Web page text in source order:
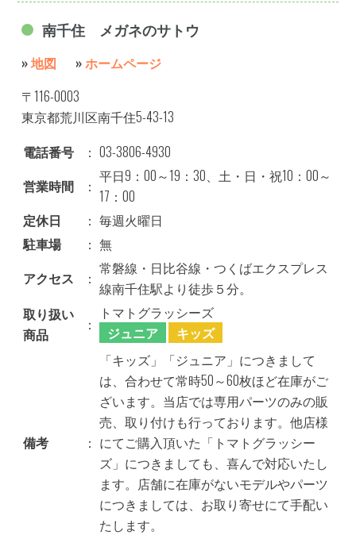
南千住 メガネのサトウ
»地図 »ホームページ
〒116-0003
東京都荒川区南千住5-43-13
電話番号
： 03-3806-4930
営業時間
：
平日9：00～19：30、土・日・祝10：00～
17：00
定休日
： 毎週火曜日
駐車場
： 無
アクセス
：
常磐線・日比谷線・つくばエクスプレス
線南千住駅より徒歩５分。
取り扱い
商品
：
トマトグラッシーズ
ジュニア
キッズ
備考 ：
「キッズ」「ジュニア」につきまして
は、合わせて常時50～60枚ほど在庫がご
ざいます。当店では専用パーツのみの販
売、取り付けも行っております。他店様
にてご購入頂いた「トマトグラッシー
ズ」につきましても、喜んで対応いたし
ます。店舗に在庫がないモデルやパーツ
につきましては、お取り寄せにて手配い
たします。